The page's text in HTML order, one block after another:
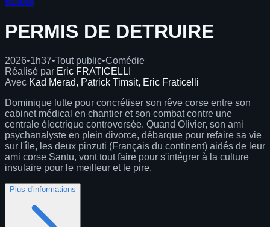
PERMIS DE DETRUIRE
2026•1h37•Tout public•Comédie
Réalisé par Eric FRATICELLI
Avec Kad Merad, Patrick Timsit, Eric Fraticelli
Dominique lutte pour concrétiser son rêve corse entre son
cabinet médical en chantier et son combat contre une
centrale électrique controversée. Quand Olivier, son ami
psychanalyste en plein divorce, débarque pour refaire sa vie
sur l'île, les deux pinzuti (Français du continent) aidés de leur
ami corse Santu, vont tout faire pour s'intégrer à la culture
insulaire pour le meilleur et le pire.
Plus d'informations